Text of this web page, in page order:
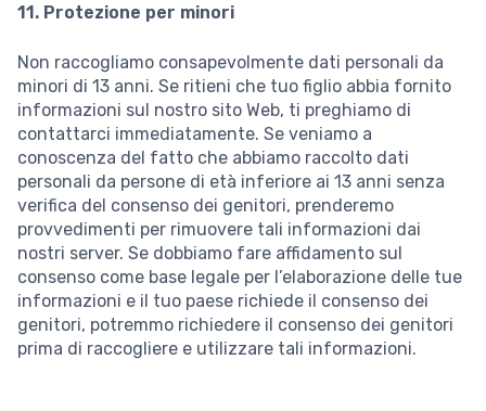
11. Protezione per minori
Non raccogliamo consapevolmente dati personali da
minori di 13 anni. Se ritieni che tuo figlio abbia fornito
informazioni sul nostro sito Web, ti preghiamo di
contattarci immediatamente. Se veniamo a
conoscenza del fatto che abbiamo raccolto dati
personali da persone di età inferiore ai 13 anni senza
verifica del consenso dei genitori, prenderemo
provvedimenti per rimuovere tali informazioni dai
nostri server. Se dobbiamo fare affidamento sul
consenso come base legale per l’elaborazione delle tue
informazioni e il tuo paese richiede il consenso dei
genitori, potremmo richiedere il consenso dei genitori
prima di raccogliere e utilizzare tali informazioni.